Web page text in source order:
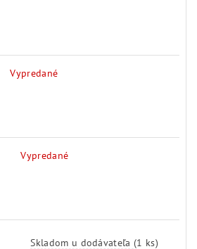
Vypredané
Vypredané
Skladom u dodávateľa(1 ks)